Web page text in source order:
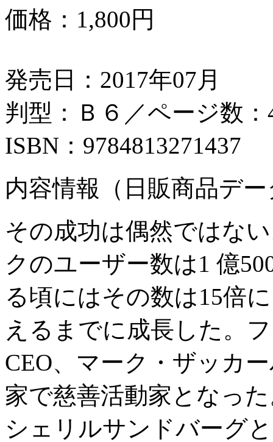
価格： 1,800円
発売日：2017年07月
判型：Ｂ６／ページ数：
ISBN：9784813271437
内容情報（日販商品デ
その成功は偶然ではな
クのユーザー数は1 億
る頃にはその数は15倍
えるまでに成長した。
CEO、マーク・ザッカ
家で慈善活動家とな
シェリルサンドバーグ